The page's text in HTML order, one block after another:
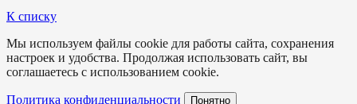
К списку
Мы используем файлы cookie для работы сайта, сохранения
настроек и удобства. Продолжая использовать сайт, вы
соглашаетесь с использованием cookie.
Политика конфиденциальности Понятно